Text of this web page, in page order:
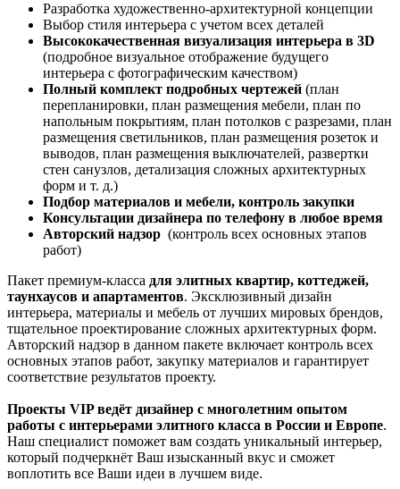
Разработка художественно-архитектурной концепции
Выбор стиля интерьера с учетом всех деталей
Высококачественная визуализация интерьера в 3D
(подробное визуальное отображение будущего
интерьера с фотографическим качеством)
Полный комплект подробных чертежей (план
перепланировки, план размещения мебели, план по
напольным покрытиям, план потолков с разрезами, план
размещения светильников, план размещения розеток и
выводов, план размещения выключателей, развертки
стен санузлов, детализация сложных архитектурных
форм и т. д.)
Подбор материалов и мебели, контроль закупки
Консультации дизайнера по телефону в любое время
Авторский надзор (контроль всех основных этапов
работ)
Пакет премиум-класса для элитных квартир, коттеджей,
таунхаусов и апартаментов. Эксклюзивный дизайн
интерьера, материалы и мебель от лучших мировых брендов,
тщательное проектирование сложных архитектурных форм.
Авторский надзор в данном пакете включает контроль всех
основных этапов работ, закупку материалов и гарантирует
соответствие результатов проекту.
Проекты VIP ведёт дизайнер с многолетним опытом
работы с интерьерами элитного класса в России и Европе.
Наш специалист поможет вам создать уникальный интерьер,
который подчеркнёт Ваш изысканный вкус и сможет
воплотить все Ваши идеи в лучшем виде.